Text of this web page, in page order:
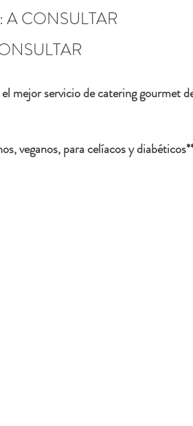
A CONSULTAR
mejor servicio de catering gourmet
veganos, para celíacos y